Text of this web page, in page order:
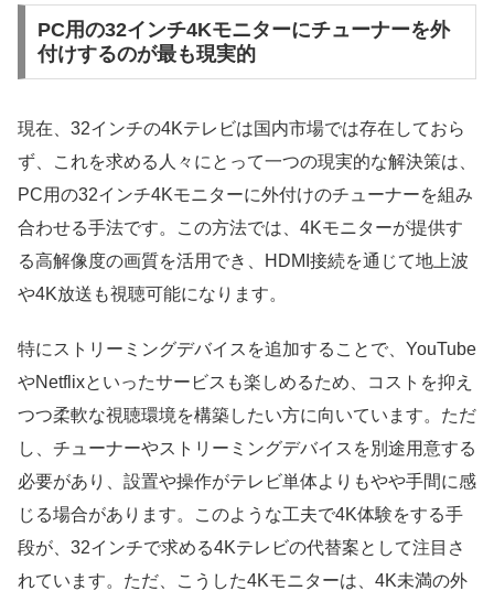
PC用の32インチ4Kモニターにチューナーを外
付けするのが最も現実的
現在、32インチの4Kテレビは国内市場では存在しておら
ず、これを求める人々にとって一つの現実的な解決策は、
PC用の32インチ4Kモニターに外付けのチューナーを組み
合わせる手法です。この方法では、4Kモニターが提供す
る高解像度の画質を活用でき、HDMI接続を通じて地上波
や4K放送も視聴可能になります。
特にストリーミングデバイスを追加することで、YouTube
やNetflixといったサービスも楽しめるため、コストを抑え
つつ柔軟な視聴環境を構築したい方に向いています。ただ
し、チューナーやストリーミングデバイスを別途用意する
必要があり、設置や操作がテレビ単体よりもやや手間に感
じる場合があります。このような工夫で4K体験をする手
段が、32インチで求める4Kテレビの代替案として注目さ
れています。ただ、こうした4Kモニターは、4K未満の外